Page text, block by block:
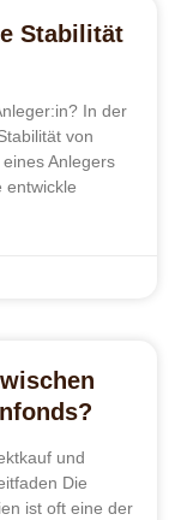
Stabilität
In der
von
Anlegers
entwickle
und
Die
ist oft eine der